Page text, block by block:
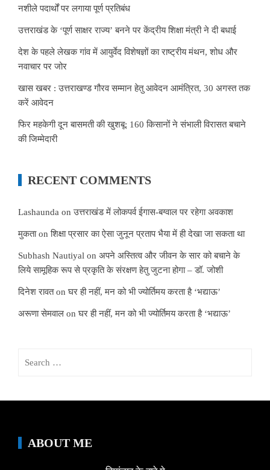
नशीले पदार्थों पर लगाया पूर्ण प्रतिबंध
उत्तराखंड के ‘पूर्ण साक्षर राज्य’ बनने पर केंद्रीय शिक्षा मंत्री ने दी बधाई
देश के पहले लेखक गांव में आयुर्वेद विशेषज्ञों का राष्ट्रीय मंथन, शोध और
नवाचार पर जोर
खास खबर : उत्तराखण्ड गौरव सम्मान हेतु आवेदन आमंत्रित, 30 अगस्त तक
करें आवेदन
फिर महकेगी दून बासमती की खुशबू: 160 किसानों ने संभाली विरासत बचाने
की जिम्मेदारी
RECENT COMMENTS
Lashaunda onउत्तराखंड में लोकपर्व ईगास-बग्वाल पर रहेगा अवकाश
मुकताonशिक्षा प्रसार का ऐसा जुनून प्रताप भैया में ही देखा जा सकता था
Subhash Nautiyal on अपने अस्तित्व और जीवन के सार को बचाने के
लिये सामूहिक रूप से प्रकृति के संरक्षण हेतु जुटना होगा – डॉ. जोशी
दिनेश रावतonघर ही नहीं, मन को भी ज्योर्तिमय करता है ‘भद्याऊ’
अरूणा सेमवाल onघर ही नहीं, मन को भी ज्योर्तिमय करता है ‘भद्याऊ’
ABOUT ME